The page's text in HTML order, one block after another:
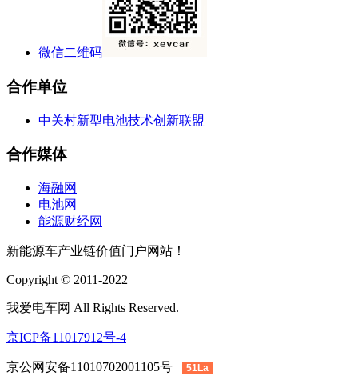
微信二维码
合作单位
中关村新型电池技术创新联盟
合作媒体
海融网
电池网
能源财经网
新能源车产业链价值门户网站！
Copyright © 2011-2022
我爱电车网 All Rights Reserved.
京ICP备11017912号-4
京公网安备11010702001105号 51La